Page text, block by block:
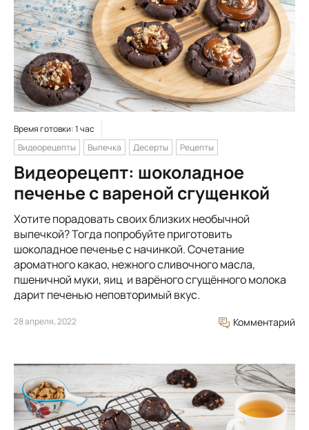
Время готовки: 1 час
Видеорецепты
Выпечка Десерты Рецепты
Видеорецепт: шоколадное
печенье с вареной сгущенкой
Хотите порадовать своих близких необычной
выпечкой? Тогда попробуйте приготовить
шоколадное печенье с начинкой. Сочетание
ароматного какао, нежного сливочного масла,
пшеничной муки, яиц и варёного сгущённого молока
дарит печенью неповторимый вкус.
28 апреля, 2022 Комментарий